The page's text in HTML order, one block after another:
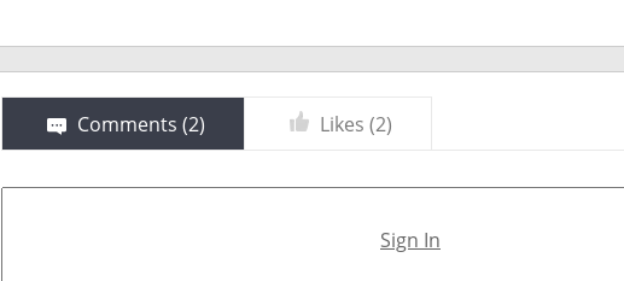
Comments (2) Likes (2)
Sign In